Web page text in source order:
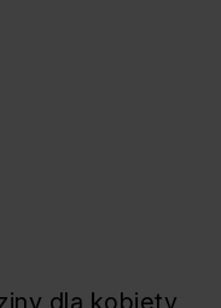
dla kobiety